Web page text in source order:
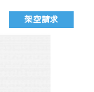
架空請求